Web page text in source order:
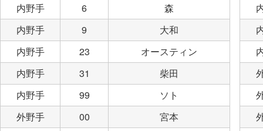
内野手
6
森
内野手
9
大和
内野手
23
オースティン
内野手
31
柴田
内野手
99
ソト
外野手
00
宮本